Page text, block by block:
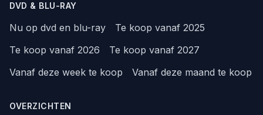
DVD & BLU-RAY
Nu op dvd en blu-ray
Te koop vanaf 2025
Te koop vanaf 2026
Te koop vanaf 2027
Vanaf deze week te koop
Vanaf deze maand te koop
OVERZICHTEN